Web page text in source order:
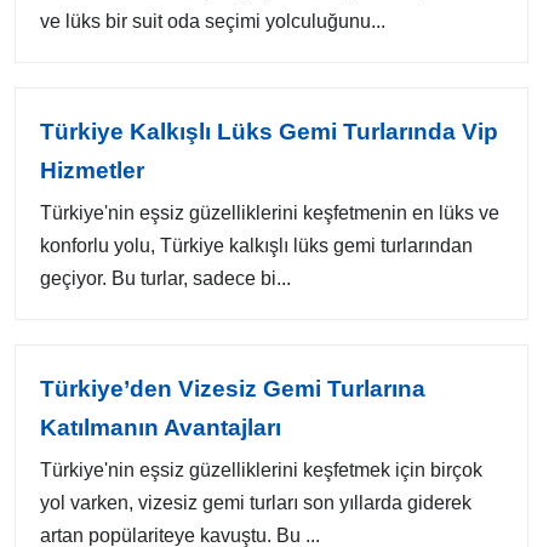
ve lüks bir suit oda seçimi yolculuğunu...
Türkiye Kalkışlı Lüks Gemi Turlarında Vip
Hizmetler
Türkiye'nin eşsiz güzelliklerini keşfetmenin en lüks ve
konforlu yolu, Türkiye kalkışlı lüks gemi turlarından
geçiyor. Bu turlar, sadece bi...
Türkiye’den Vizesiz Gemi Turlarına
Katılmanın Avantajları
Türkiye'nin eşsiz güzelliklerini keşfetmek için birçok
yol varken, vizesiz gemi turları son yıllarda giderek
artan popülariteye kavuştu. Bu ...